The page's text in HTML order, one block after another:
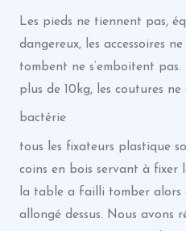
Les pieds ne tiennent pas,
dangereux, les accessoires
tombent ne s’emboitent
plus de 10kg, les coutures ne
bactérie
tous les fixateurs plastique
coins en bois servant à fixer
la table a failli tomber alors
allongé dessus. Nous avons